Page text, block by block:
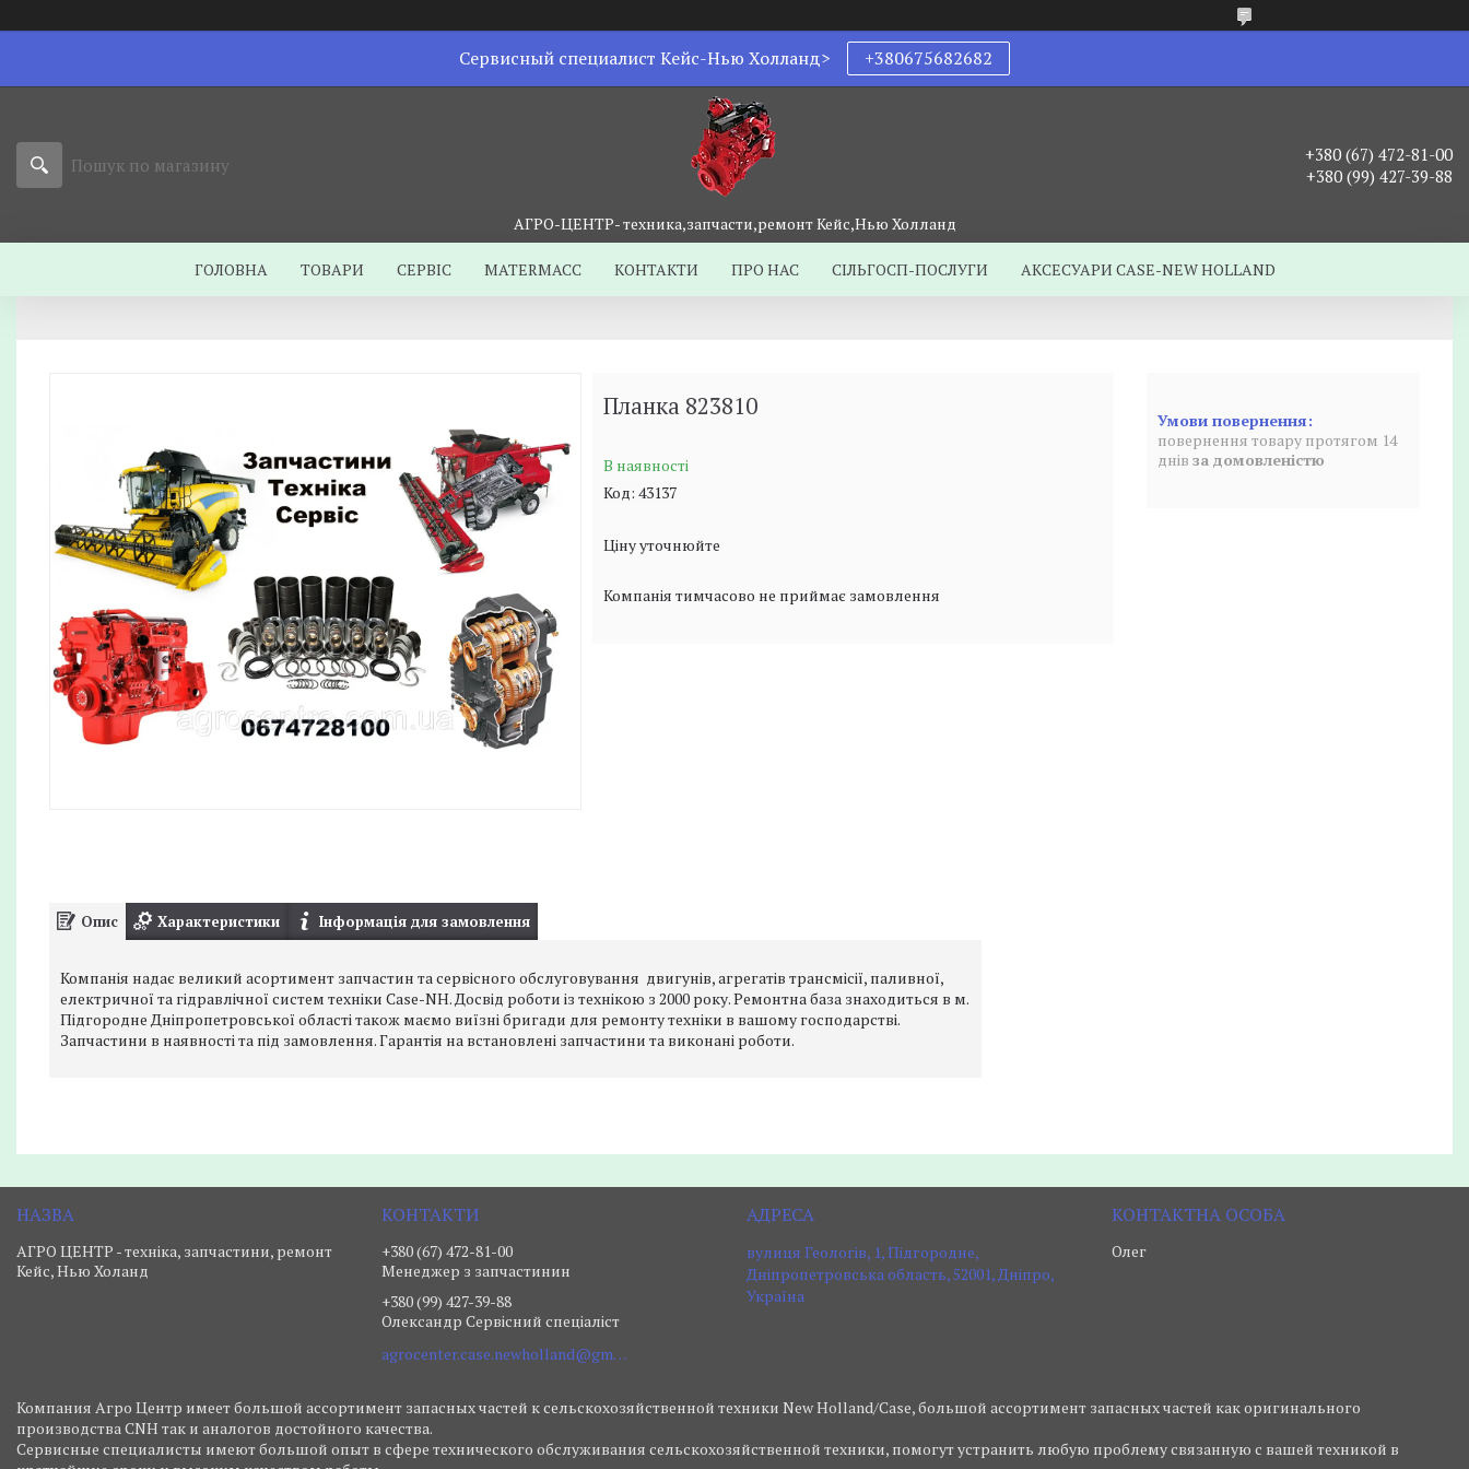
Сервисный специалист Кейс-Нью Холланд> +380675682682
АГРО-ЦЕНТР- техника,запчасти,ремонт Кейс,Нью Холланд
+380 (67) 472-81-00
+380 (99) 427-39-88
ГОЛОВНА ТОВАРИ СЕРВІС MATERMACC КОНТАКТИ ПРО НАС СІЛЬГОСП-ПОСЛУГИ АКСЕСУАРИ CASE-NEW HOLLAND
Планка 823810
В наявності
Код: 43137
Ціну уточнюйте
Компанія тимчасово не приймає замовлення
повернення товару протягом 14
днів за домовленістю
Опис Характеристики Інформація для замовлення
Компанія надає великий асортимент запчастин та сервісного обслуговування двигунів, агрегатів трансмісії, паливної,
електричної та гідравлічної систем техніки Case-NH. Досвід роботи із технікою з 2000 року. Ремонтна база знаходиться в м.
Підгородне Дніпропетровської області також маємо виїзні бригади для ремонту техніки в вашому господарстві.
Запчастини в наявності та під замовлення. Гарантія на встановлені запчастини та виконані роботи.
АГРО ЦЕНТР - техніка, запчастини, ремонт
Кейс, Нью Холанд
+380 (67) 472-81-00
Менеджер з запчастинин
+380 (99) 427-39-88
Олександр Сервісний спеціаліст
agrocenter.case.newholland@gmail.com
вулиця Геологів, 1, Підгородне,
Дніпропетровська область, 52001, Дніпро,
Україна
Олег
Компания Агро Центр имеет большой ассортимент запасных частей к сельскохозяйственной техники New Holland/Case, большой ассортимент запасных частей как оригинального
производства CNH так и аналогов достойного качества.
Сервисные специалисты имеют большой опыт в сфере технического обслуживания сельскохозяйственной техники, помогут устранить любую проблему связанную с вашей техникой в